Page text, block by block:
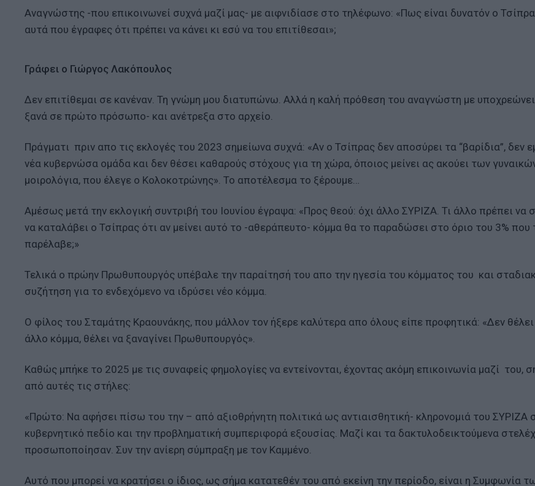
Αναγνώστης -που επικοινωνεί συχνά μαζί μας- με αιφνιδίασε στο τηλέφωνο: «Πως είναι δυνατόν ο
αυτά που έγραφες ότι πρέπει να κάνει κι εσύ να του επιτίθεσαι»;
Γράφει ο Γιώργος Λακόπουλος
Δεν επιτίθεμαι σε κανέναν. Τη γνώμη μου διατυπώνω. Αλλά η καλή πρόθεση του αναγνώστη με
ξανά σε πρώτο πρόσωπο- και ανέτρεξα στο αρχείο.
Πράγματι πριν απο τις εκλογές του 2023 σημείωνα συχνά: «Αν ο Τσίπρας δεν αποσύρει τα “βαρίδια”, δεν
νέα κυβερνώσα ομάδα και δεν θέσει καθαρούς στόχους για τη χώρα, όποιος μείνει ας ακούει των
μοιρολόγια, που έλεγε ο Κολοκοτρώνης». Το αποτέλεσμα το ξέρουμε…
Αμέσως μετά την εκλογική συντριβή του Ιουνίου έγραψα: «Προς θεού: όχι άλλο ΣΥΡΙΖΑ. Τι άλλο πρέπει να
να καταλάβει ο Τσίπρας ότι αν μείνει αυτό το -αθεράπευτο- κόμμα θα το παραδώσει στο όριο του 3% που
παρέλαβε;»
Τελικά ο πρώην Πρωθυπουργός υπέβαλε την παραίτησή του απο την ηγεσία του κόμματος του και
συζήτηση για το ενδεχόμενο να ιδρύσει νέο κόμμα.
Ο φίλος του Σταμάτης Κραουνάκης, που μάλλον τον ήξερε καλύτερα απο όλους είπε προφητικά: «Δεν θέλει
άλλο κόμμα, θέλει να ξαναγίνει Πρωθυπουργός».
Καθώς μπήκε το 2025 με τις συναφείς φημολογίες να εντείνονται, έχοντας ακόμη επικοινωνία μαζί του,
από αυτές τις στήλες:
«Πρώτο: Να αφήσει πίσω του την – από αξιοθρήνητη πολιτικά ως αντιαισθητική- κληρονομιά του ΣΥΡΙΖΑ
κυβερνητικό πεδίο και την προβληματική συμπεριφορά εξουσίας. Μαζί και τα δακτυλοδεικτούμενα
προσωποποίησαν. Συν την ανίερη σύμπραξη με τον Καμμένο.
Αυτό που μπορεί να κρατήσει ο ίδιος, ως σήμα κατατεθέν του από εκείνη την περίοδο, είναι η Συμφωνία